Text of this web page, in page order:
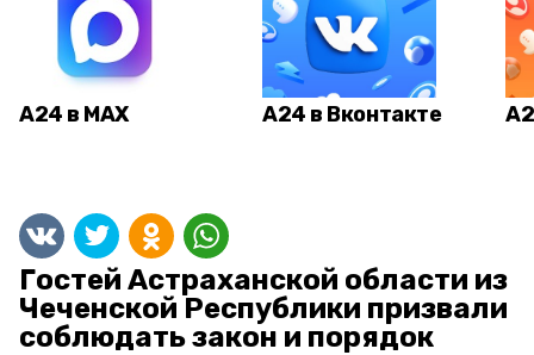
А24 в MAX А24 в Вконтакте
Гостей Астраханской области из
Чеченской Республики призвали
соблюдать закон и порядок